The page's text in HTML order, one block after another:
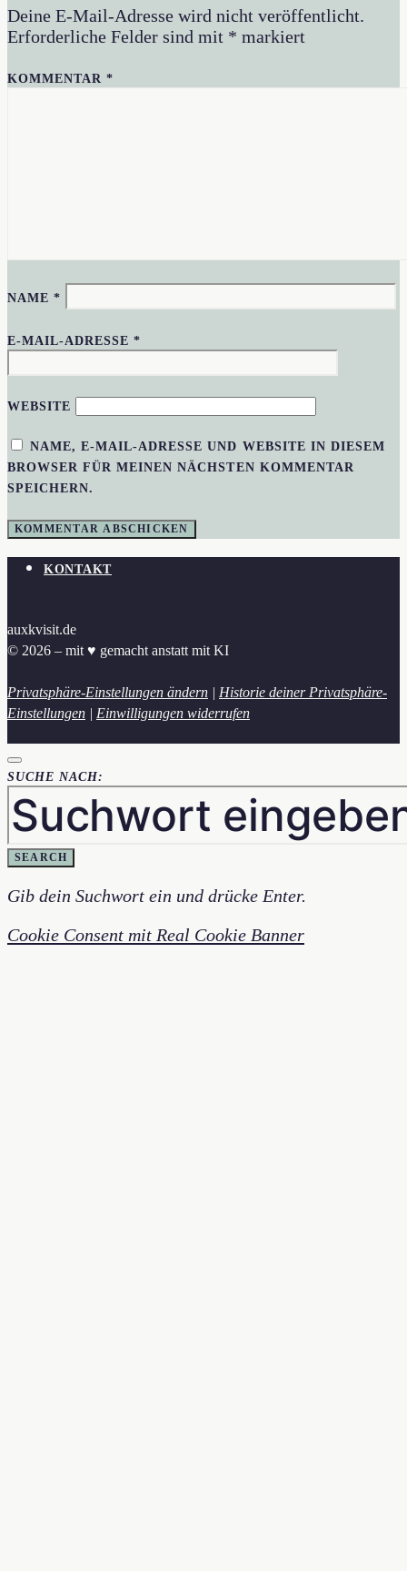
Deine E-Mail-Adresse wird nicht veröffentlicht.
Erforderliche Felder sind mit * markiert
KOMMENTAR*
NAME*
E-MAIL-ADRESSE*
WEBSITE
NAME, E-MAIL-ADRESSE UND WEBSITE IN DIESEM
BROWSER FÜR MEINEN NÄCHSTEN KOMMENTAR
SPEICHERN.
KONTAKT
auxkvisit.de
© 2026 – mit ♥︎ gemacht anstatt mit KI
Privatsphäre-Einstellungen ändern | Historie deiner Privatsphäre-
Einstellungen | Einwilligungen widerrufen
SUCHE NACH:
SEARCH
Gib dein Suchwort ein und drücke Enter.
Cookie Consent mit Real Cookie Banner